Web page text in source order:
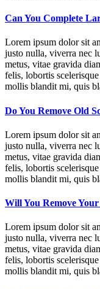
Can You Complete
Lorem ipsum dolor sit
justo nulla, viverra nec
metus, vitae gravida
felis, lobortis
mollis blandit mi, quis
Do You Remove Old
Lorem ipsum dolor sit
justo nulla, viverra nec
metus, vitae gravida
felis, lobortis
mollis blandit mi, quis
Will You Remove
Lorem ipsum dolor sit
justo nulla, viverra nec
metus, vitae gravida
felis, lobortis
mollis blandit mi, quis